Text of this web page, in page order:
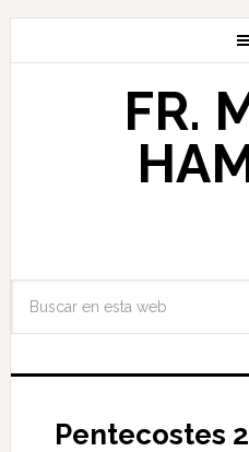
FR.
Pentecostes